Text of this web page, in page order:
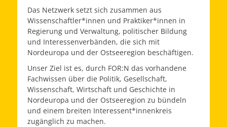
Das Netzwerk setzt sich zusammen aus
Wissenschaftler*innen und Praktiker*innen in
Regierung und Verwaltung, politischer Bildung
und Interessenverbänden, die sich mit
Nordeuropa und der Ostseeregion beschäftigen.
Unser Ziel ist es, durch FOR:N das vorhandene
Fachwissen über die Politik, Gesellschaft,
Wissenschaft, Wirtschaft und Geschichte in
Nordeuropa und der Ostseeregion zu bündeln
und einem breiten Interessent*innenkreis
zugänglich zu machen.